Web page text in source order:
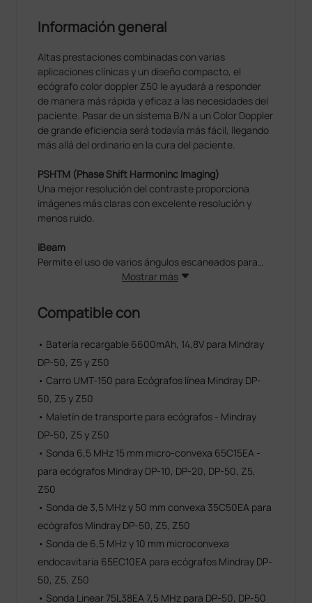
Información general
Altas prestaciones combinadas con varias
aplicaciones clínicas y un diseño compacto, el
ecógrafo color doppler Z50 le ayudará a responder
de manera más rápida y eficaz a las necesidades del
paciente. Pasar de un sistema B/N a un Color Doppler
de grande eficiencia será todavía más fácil, llegando
más allá del ordinario en la cura del paciente.
PSHTM (Phase Shift Harmoninc Imaging)
Una mejor resolución del contraste proporciona
imágenes más claras con excelente resolución y
menos ruido.
iBeam
Permite el uso de varios ángulos escaneados para
formar una sola imagen, obteniendo una resolución
iClear
automática de la estructura
• Bordos más nítidos y continuos
• Tejidos uniformes lisos
• "áreas sin eco" más limpias
Imagen 3D/4D
Función Flip & Sync 3D/4D, proporciona la
visualización del volumen de la imagen fácil y rápida
de cualquier dirección
iPage
Función de visualización similar a la TC, muestra los
datos de volumen en varias imágenes 2D paralelas
para interpretar eficazmente las estructuras
iLive
Integra un algoritmo de ray-casting con un nuevo
Mostrar más
Compatible con
• Batería recargable 6600mAh, 14,8V para Mindray
DP-50, Z5 y Z50
• Carro UMT-150 para Ecógrafos línea Mindray DP-
50, Z5 y Z50
• Maletín de transporte para ecógrafos - Mindray
DP-50, Z5 y Z50
• Sonda 6,5 MHz 15 mm micro-convexa 65C15EA -
para ecógrafos Mindray DP-10, DP-20, DP-50, Z5,
Z50
• Sonda de 3,5 MHz y 50 mm convexa 35C50EA para
ecógrafos Mindray DP-50, Z5, Z50
• Sonda de 6,5 MHz y 10 mm microconvexa
endocavitaria 65EC10EA para ecógrafos Mindray DP-
50, Z5, Z50
• Sonda Linear 75L38EA 7,5 MHz para DP-50, DP-50